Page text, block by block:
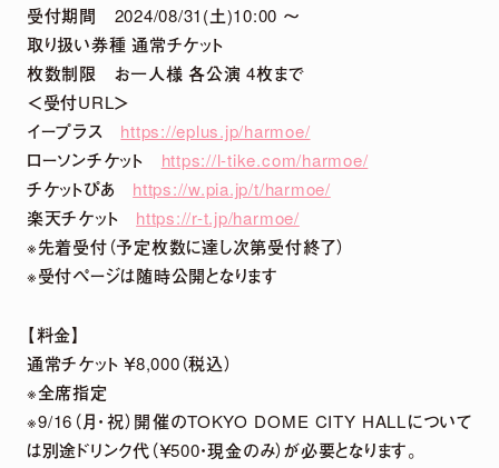
DETAIL
2026.
5th Anniversary LIVE「harmoe Ranking!!」
＆ canvas session 〜5th Anniversary
Special〜 グッズ事後通販 決定！
受付期間 2024/08/31(土)10:00 ～
取り扱い券種 通常チケット
枚数制限 お一人様 各公演 4枚まで
＜受付URL＞
イープラス https://eplus.jp/harmoe/
ローソンチケット https://l-tike.com/harmoe/
チケットぴあ https://w.pia.jp/t/harmoe/
楽天チケット https://r-t.jp/harmoe/
※先着受付（予定枚数に達し次第受付終了）
※受付ページは随時公開となります
【料金】
通常チケット ￥8,000（税込）
※全席指定
※9/16（月・祝）開催のTOKYO DOME CITY HALLについて
は別途ドリンク代（￥500・現金のみ）が必要となります。